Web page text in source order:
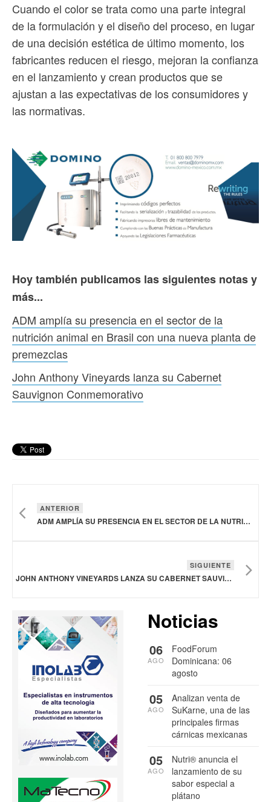
Cuando el color se trata como una parte integral
de la formulación y el diseño del proceso, en lugar
de una decisión estética de último momento, los
fabricantes reducen el riesgo, mejoran la confianza
en el lanzamiento y crean productos que se
ajustan a las expectativas de los consumidores y
las normativas.
Hoy también publicamos las siguientes notas y
más...
ADM amplía su presencia en el sector de la
nutrición animal en Brasil con una nueva planta de
premezclas
John Anthony Vineyards lanza su Cabernet
Sauvignon Conmemorativo
ANTERIOR
ADM AMPLÍA SU PRESENCIA EN EL SECTOR DE LA NUTRICIÓN ANIMAL EN BRASIL CON UNA NUEVA PLANTA DE PREMEZCLAS
SIGUIENTE
JOHN ANTHONY VINEYARDS LANZA SU CABERNET SAUVIGNON CONMEMORATIVO
Noticias
FoodForum
Dominicana: 06
agosto
06
AGO
Analizan venta de
SuKarne, una de las
principales firmas
cárnicas mexicanas
05
AGO
Nutri® anuncia el
lanzamiento de su
sabor especial a
plátano
05
AGO